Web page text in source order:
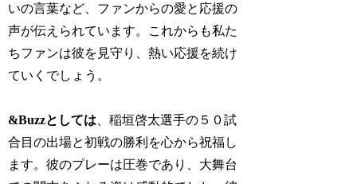
いの言葉など、ファンからの愛と応援の
声が伝えられています。これからも私た
ちファンは彼を見守り、熱い応援を続け
ていくでしょう。
&Buzzとしては、稲垣啓太選手の５０試
合目の出場と初戦の勝利を心から祝福し
ます。彼のプレーは圧巻であり、大舞台